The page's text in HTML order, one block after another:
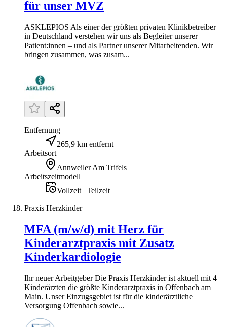
für unser MVZ
ASKLEPIOS Als einer der größten privaten Klinikbetreiber
in Deutschland verstehen wir uns als Begleiter unserer
Patient:innen – und als Partner unserer Mitarbeitenden. Wir
bringen zusammen, was zusam...
Entfernung
265,9 km entfernt
Arbeitsort
Annweiler Am Trifels
Arbeitszeitmodell
Vollzeit | Teilzeit
Praxis Herzkinder
MFA (m/w/d) mit Herz für
Kinderarztpraxis mit Zusatz
Kinderkardiologie
Ihr neuer Arbeitgeber Die Praxis Herzkinder ist aktuell mit 4
Kinderärzten die größte Kinderarztpraxis in Offenbach am
Main. Unser Einzugsgebiet ist für die kinderärztliche
Versorgung Offenbach sowie...